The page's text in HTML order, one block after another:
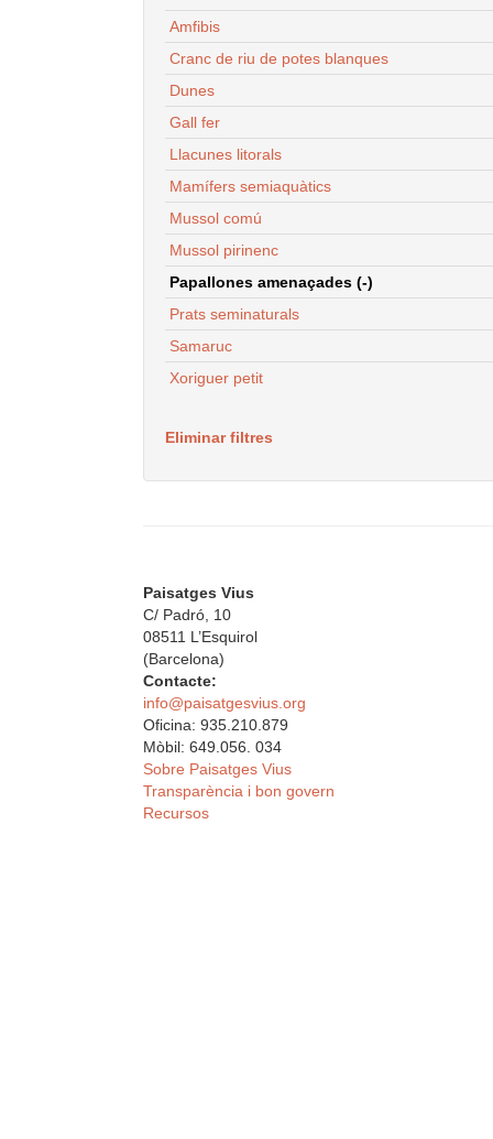
Amfibis
Cranc de riu de potes blanques
Dunes
Gall fer
Llacunes litorals
Mamífers semiaquàtics
Mussol comú
Mussol pirinenc
Papallones amenaçades (-)
Prats seminaturals
Samaruc
Xoriguer petit
Eliminar filtres
Paisatges Vius
C/ Padró, 10
08511 L’Esquirol
(Barcelona)
Contacte:
info@paisatgesvius.org
Oficina: 935.210.879
Mòbil: 649.056. 034
Sobre Paisatges Vius
Transparència i bon govern
Recursos